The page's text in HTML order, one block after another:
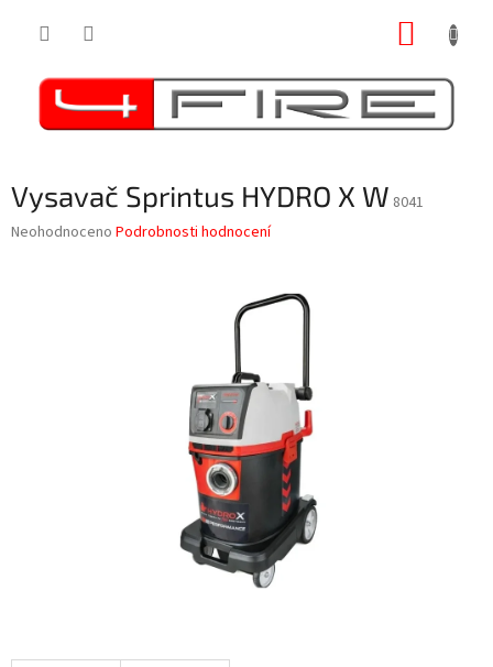
Vysavač Sprintus HYDRO X W 8041
Průměrné
Neohodnoceno Podrobnosti hodnocení